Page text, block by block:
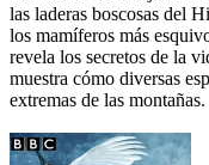
las laderas boscosas del
los mamíferos más
revela los secretos de la
muestra cómo diversas
extremas de las montañas.